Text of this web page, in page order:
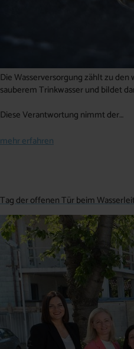
Die Wasserversorgung zählt zu
sauberem Trinkwasser und bildet
Diese Verantwortung nimmt der…
mehr erfahren
Tag der offenen Tür beim